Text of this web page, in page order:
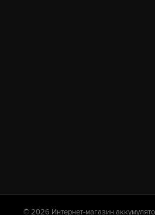
© 2026 Интернет-магазин